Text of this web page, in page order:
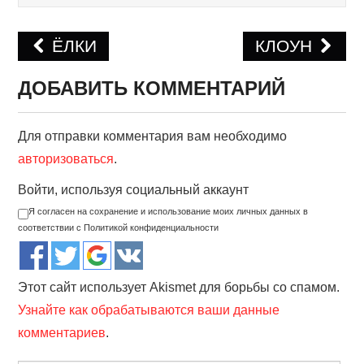
ЁЛКИ КЛОУН
ДОБАВИТЬ КОММЕНТАРИЙ
Для отправки комментария вам необходимо
авторизоваться.
Войти, используя социальный аккаунт
Я согласен на сохранение и использование моих личных данных в
соответствии с Политикой конфиденциальности
Этот сайт использует Akismet для борьбы со спамом.
Узнайте как обрабатываются ваши данные
комментариев.